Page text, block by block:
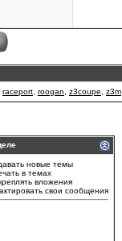
raceport roogan z3coupe z3m
новые темы
в темах
вложения
свои сообщения